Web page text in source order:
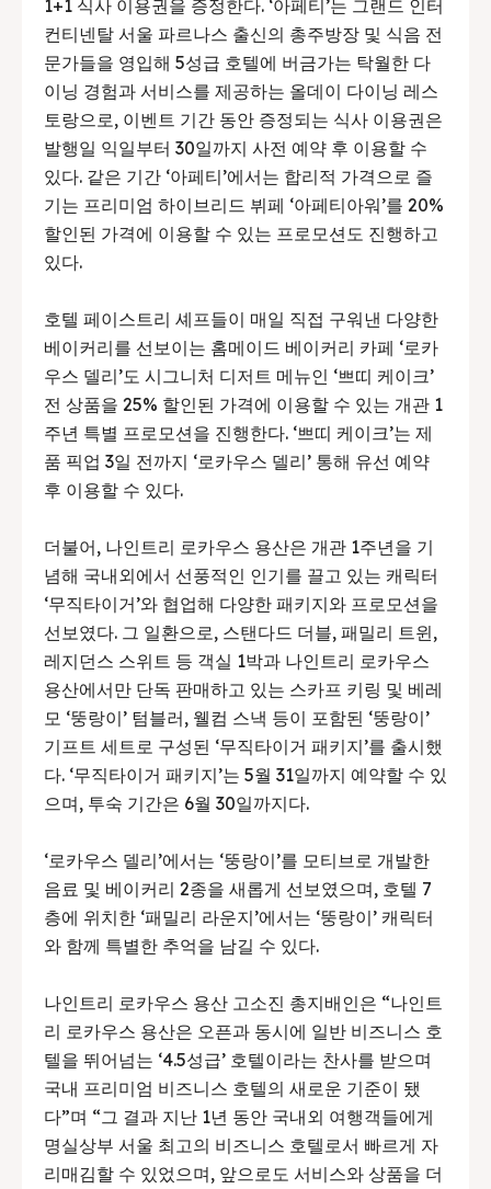
1+1 식사 이용권을 증정한다. ‘아페티’는 그랜드 인터
컨티넨탈 서울 파르나스 출신의 총주방장 및 식음 전
문가들을 영입해 5성급 호텔에 버금가는 탁월한 다
이닝 경험과 서비스를 제공하는 올데이 다이닝 레스
토랑으로, 이벤트 기간 동안 증정되는 식사 이용권은
발행일 익일부터 30일까지 사전 예약 후 이용할 수
있다. 같은 기간 ‘아페티’에서는 합리적 가격으로 즐
기는 프리미엄 하이브리드 뷔페 ‘아페티아워’를 20%
할인된 가격에 이용할 수 있는 프로모션도 진행하고
있다.
호텔 페이스트리 셰프들이 매일 직접 구워낸 다양한
베이커리를 선보이는 홈메이드 베이커리 카페 ‘로카
우스 델리’도 시그니처 디저트 메뉴인 ‘쁘띠 케이크’
전 상품을 25% 할인된 가격에 이용할 수 있는 개관 1
주년 특별 프로모션을 진행한다. ‘쁘띠 케이크’는 제
품 픽업 3일 전까지 ‘로카우스 델리’ 통해 유선 예약
후 이용할 수 있다.
더불어, 나인트리 로카우스 용산은 개관 1주년을 기
념해 국내외에서 선풍적인 인기를 끌고 있는 캐릭터
‘무직타이거’와 협업해 다양한 패키지와 프로모션을
선보였다. 그 일환으로, 스탠다드 더블, 패밀리 트윈,
레지던스 스위트 등 객실 1박과 나인트리 로카우스
용산에서만 단독 판매하고 있는 스카프 키링 및 베레
모 ‘뚱랑이’ 텀블러, 웰컴 스낵 등이 포함된 ‘뚱랑이’
기프트 세트로 구성된 ‘무직타이거 패키지’를 출시했
다. ‘무직타이거 패키지’는 5월 31일까지 예약할 수 있
으며, 투숙 기간은 6월 30일까지다.
‘로카우스 델리’에서는 ‘뚱랑이’를 모티브로 개발한
음료 및 베이커리 2종을 새롭게 선보였으며, 호텔 7
층에 위치한 ‘패밀리 라운지’에서는 ‘뚱랑이’ 캐릭터
와 함께 특별한 추억을 남길 수 있다.
나인트리 로카우스 용산 고소진 총지배인은 “나인트
리 로카우스 용산은 오픈과 동시에 일반 비즈니스 호
텔을 뛰어넘는 ‘4.5성급’ 호텔이라는 찬사를 받으며
국내 프리미엄 비즈니스 호텔의 새로운 기준이 됐
다”며 “그 결과 지난 1년 동안 국내외 여행객들에게
명실상부 서울 최고의 비즈니스 호텔로서 빠르게 자
리매김할 수 있었으며, 앞으로도 서비스와 상품을 더